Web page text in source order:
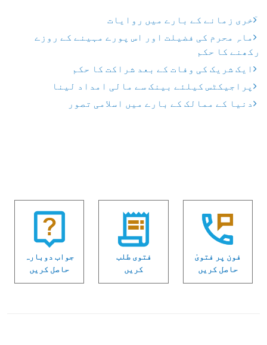
ٓخری زمانے کے بارے میں روایات
ماہِ محرم کی فضیلت اور اس پورے مہینے کے روزے
رکھنے کا حکم
ایک شریک کی وفات کے بعد شراکت کا حکم
پراجیکٹس کیلئے بینک سے مالی امداد لینا
دنیا کے ممالک کے بارے میں اسلامی تصور
فون پر فتویٰ
حاصل کریں
فتوی طلب
کریں
جواب دوبارہ
حاصل کریں